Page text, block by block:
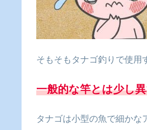
そもそもタナゴ釣りで使用
一般的な竿とは少し
タナゴは小型の魚で細かな